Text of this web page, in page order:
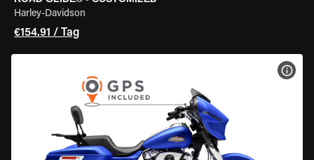
Harley-Davidson
€154.91 / Tag